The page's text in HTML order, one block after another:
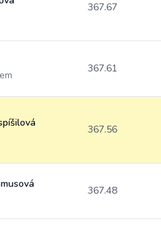
367.67
367.61
367.56
367.48